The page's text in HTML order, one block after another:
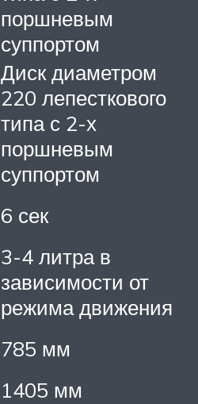
поршневым
суппортом
Диск диаметром
220 лепесткового
типа с 2-х
поршневым
суппортом
6 сек
3-4 литра в
зависимости от
режима движения
785 мм
1405 мм